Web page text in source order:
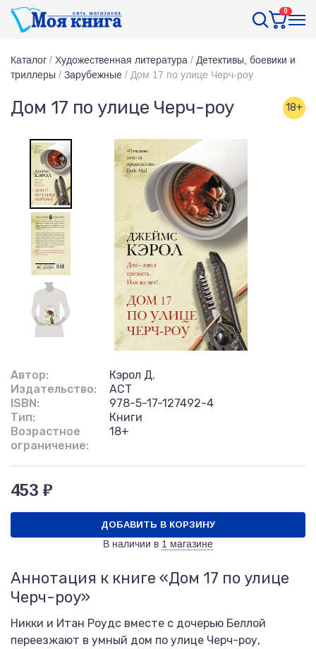
0
Каталог / Художественная литература / Детективы, боевики и
триллеры / Зарубежные / Дом 17 по улице Черч-роу
Дом 17 по улице Черч-роу 18+
Автор:
Кэрол Д.
Издательство:
АСТ
ISBN:
978-5-17-127492-4
Тип:
Книги
Возрастное
ограничение:
18+
453 ₽
ДОБАВИТЬ В КОРЗИНУ
В наличии в 1 магазине
Аннотация к книге «Дом 17 по улице
Черч-роу»
Никки и Итан Роудс вместе с дочерью Беллой
переезжают в умный дом по улице Черч-роу,